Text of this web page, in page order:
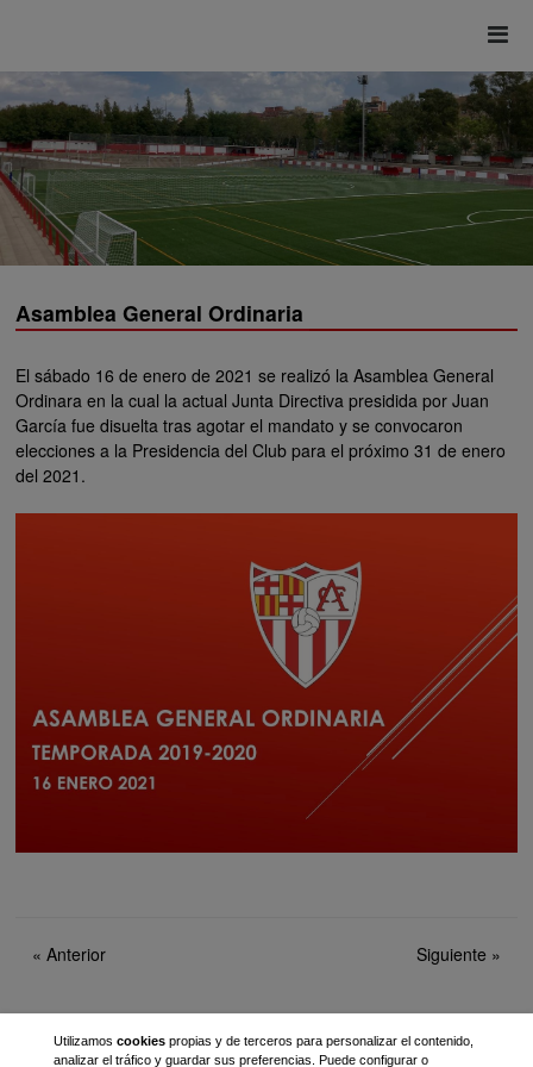
Asamblea General Ordinaria
El sábado 16 de enero de 2021 se realizó la Asamblea General
Ordinara en la cual la actual Junta Directiva presidida por Juan
García fue disuelta tras agotar el mandato y se convocaron
elecciones a la Presidencia del Club para el próximo 31 de enero
del 2021.
«Anterior Siguiente »
Twitter Instagram Facebook Alzamora TV
Utilizamos cookiespropias y de terceros para personalizar el contenido,
analizar el tráfico y guardar sus preferencias. Puede configurar o